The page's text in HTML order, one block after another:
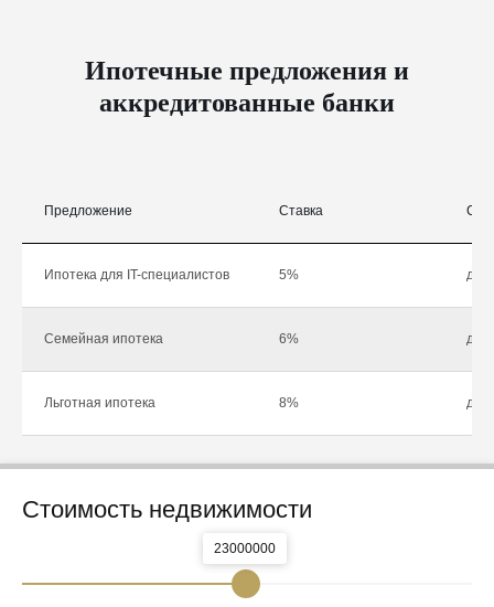
Ипотечные предложения и
аккредитованные банки
Предложение Ставка
Ипотека для IT-специалистов 5% до
Семейная ипотека 6% до
Льготная ипотека 8% до
Стоимость недвижимости
23000000